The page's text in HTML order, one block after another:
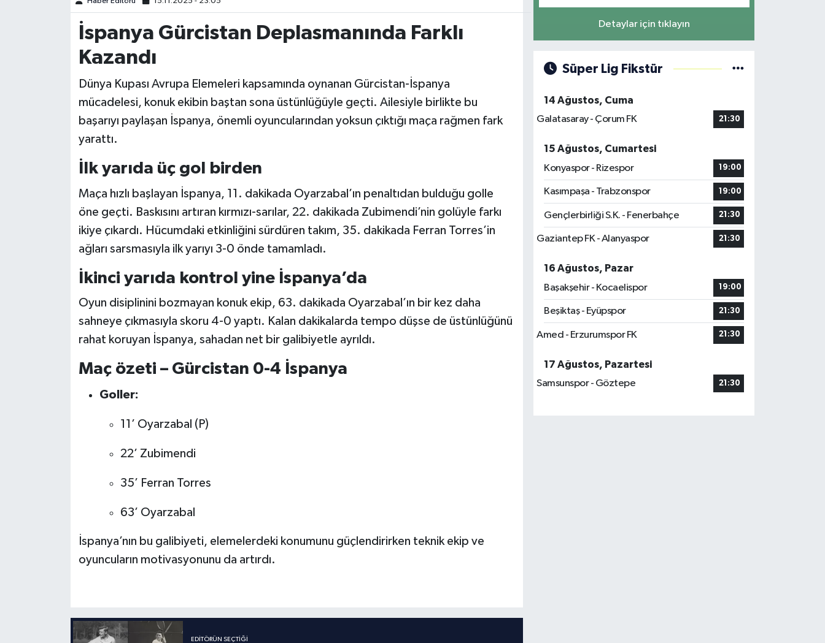
İspanya Gürcistan Deplasmanında Farklı
Kazandı
Dünya Kupası Avrupa Elemeleri kapsamında oynanan Gürcistan-İspanya
mücadelesi, konuk ekibin baştan sona üstünlüğüyle geçti. Ailesiyle birlikte bu
başarıyı paylaşan İspanya, önemli oyuncularından yoksun çıktığı maça rağmen fark
yarattı.
İlk yarıda üç gol birden
Maça hızlı başlayan İspanya, 11. dakikada Oyarzabal’ın penaltıdan bulduğu golle
öne geçti. Baskısını artıran kırmızı-sarılar, 22. dakikada Zubimendi’nin golüyle farkı
ikiye çıkardı. Hücumdaki etkinliğini sürdüren takım, 35. dakikada Ferran Torres’in
ağları sarsmasıyla ilk yarıyı 3-0 önde tamamladı.
İkinci yarıda kontrol yine İspanya’da
Oyun disiplinini bozmayan konuk ekip, 63. dakikada Oyarzabal’ın bir kez daha
sahneye çıkmasıyla skoru 4-0 yaptı. Kalan dakikalarda tempo düşse de üstünlüğünü
rahat koruyan İspanya, sahadan net bir galibiyetle ayrıldı.
Maç özeti – Gürcistan 0-4 İspanya
Goller:
11’ Oyarzabal (P)
22’ Zubimendi
35’ Ferran Torres
63’ Oyarzabal
İspanya’nın bu galibiyeti, elemelerdeki konumunu güçlendirirken teknik ekip ve
oyuncuların motivasyonunu da artırdı.
EDITÖRÜN SEÇTIĞI
Detaylar için tıklayın
Süper Lig Fikstür
14 Ağustos, Cuma
Galatasaray - Çorum FK
21:30
15 Ağustos, Cumartesi
Konyaspor - Rizespor
19:00
Kasımpaşa - Trabzonspor 19:00
Gençlerbirliği S.K. - Fenerbahçe 21:30
Gaziantep FK - Alanyaspor 21:30
16 Ağustos, Pazar
Başakşehir - Kocaelispor
19:00
Beşiktaş - Eyüpspor 21:30
Amed - Erzurumspor FK 21:30
17 Ağustos, Pazartesi
Samsunspor - Göztepe
21:30
Türkiye Basketbol Ligi
Kadınlar Basketbol Ligi
Diğer Basketbol Ligleri
Formula 1
Motor Sporları